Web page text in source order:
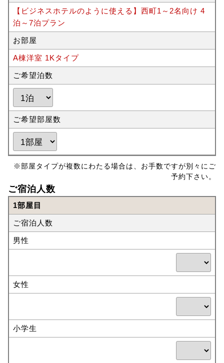
【ビジネスホテルのように使える】西町1～2名向け 4
泊～7泊プラン
お部屋
A棟洋室 1Kタイプ
ご希望泊数
ご希望部屋数
※部屋タイプが複数にわたる場合は、お手数ですが別々にご
予約下さい。
ご宿泊人数
1部屋目
ご宿泊人数
男性
女性
小学生